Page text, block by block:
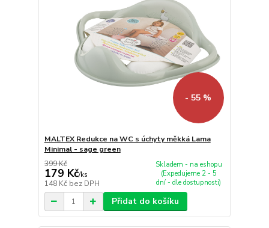
- 55 %
MALTEX Redukce na WC s úchyty měkká Lama
Minimal - sage green
399 Kč
179 Kč/ks
148 Kč bez DPH
Skladem - na eshopu
(Expedujeme 2 - 5
dní - dle dostupnosti)
Přidat do košíku